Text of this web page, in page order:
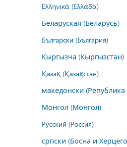
Ελληνικά (Ελλάδα)
Беларуская (Беларусь)
Български (България)
Кыргызча (Кыргызстан)
Қазақ (Қазақстан)
македонски
Монгол (Монгол)
Русский (Россия)
српски (Босна и